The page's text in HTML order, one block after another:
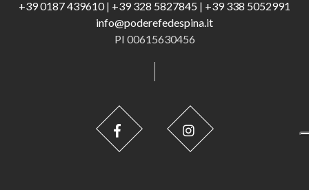
+39 0187 439610| +39 328 5827845 | +39 338 5052991
info@poderefedespina.it
PI 00615630456